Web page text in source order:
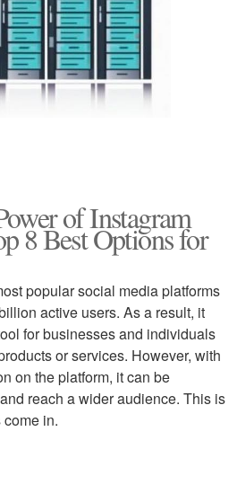
of Instagram
8 Best Options for
popular social media platforms
active users. As a result, it
for businesses and individuals
or services. However, with
on the platform, it can be
reach a wider audience. This is
in.